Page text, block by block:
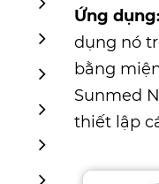
Ứng dụng:
dụng nó
bằng
Sunmed
thiết lập